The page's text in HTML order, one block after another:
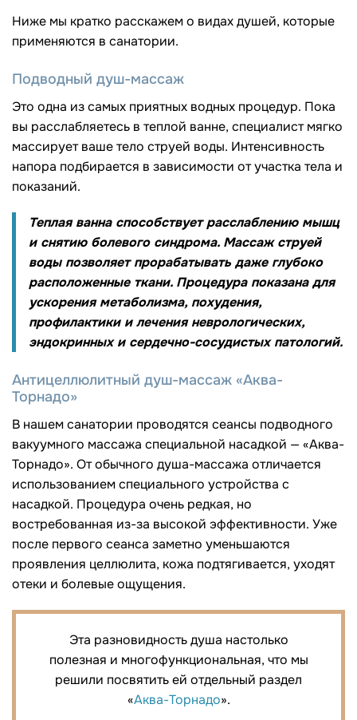
Ниже мы кратко расскажем о видах душей, которые
применяются в санатории.
Подводный душ-массаж
Это одна из самых приятных водных процедур. Пока
вы расслабляетесь в теплой ванне, специалист мягко
массирует ваше тело струей воды. Интенсивность
напора подбирается в зависимости от участка тела и
показаний.
Теплая ванна способствует расслаблению мышц
и снятию болевого синдрома. Массаж струей
воды позволяет прорабатывать даже глубоко
расположенные ткани. Процедура показана для
ускорения метаболизма, похудения,
профилактики и лечения неврологических,
эндокринных и сердечно-сосудистых патологий.
Антицеллюлитный душ-массаж «Аква-
Торнадо»
В нашем санатории проводятся сеансы подводного
вакуумного массажа специальной насадкой — «Аква-
Торнадо». От обычного душа-массажа отличается
использованием специального устройства с
насадкой. Процедура очень редкая, но
востребованная из-за высокой эффективности. Уже
после первого сеанса заметно уменьшаются
проявления целлюлита, кожа подтягивается, уходят
отеки и болевые ощущения.
Эта разновидность душа настолько
полезная и многофункциональная, что мы
решили посвятить ей отдельный раздел
«Аква-Торнадо».